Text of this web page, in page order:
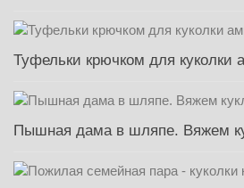
Туфельки крючком для куколки
Пышная дама в шляпе. Вяжем